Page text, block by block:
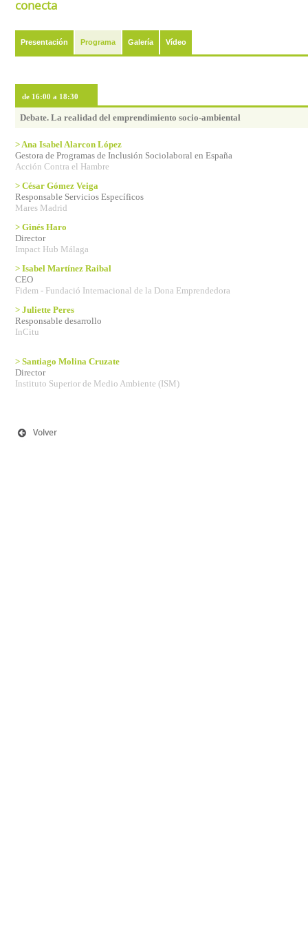
conecta
Presentación Programa Galería Vídeo
de 16:00 a 18:30
Debate. La realidad del emprendimiento socio-ambiental
> Ana Isabel Alarcon López
Gestora de Programas de Inclusión Sociolaboral en España
Acción Contra el Hambre
> César Gómez Veiga
Responsable Servicios Específicos
Mares Madrid
> Ginés Haro
Director
Impact Hub Málaga
> Isabel Martínez Raibal
CEO
Fidem - Fundació Internacional de la Dona Emprendedora
> Juliette Peres
Responsable desarrollo
InCitu
> Santiago Molina Cruzate
Director
Instituto Superior de Medio Ambiente (ISM)
Volver